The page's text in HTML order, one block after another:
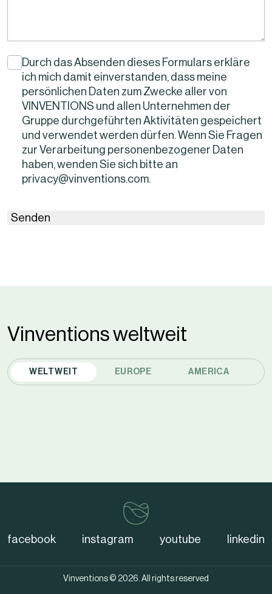
Durch das Absenden dieses Formulars erkläre
ich mich damit einverstanden, dass meine
persönlichen Daten zum Zwecke aller von
VINVENTIONS und allen Unternehmen der
Gruppe durchgeführten Aktivitäten gespeichert
und verwendet werden dürfen. Wenn Sie Fragen
zur Verarbeitung personenbezogener Daten
haben, wenden Sie sich bitte an
privacy@vinventions.com.
Senden
by
reCAPTCHA
and
the
apply.
Vinventions weltweit
WELTWEIT EUROPE AMERICA
vinventions
facebook instagram youtube linkedin
Vinventions © 2026. All rights reserved